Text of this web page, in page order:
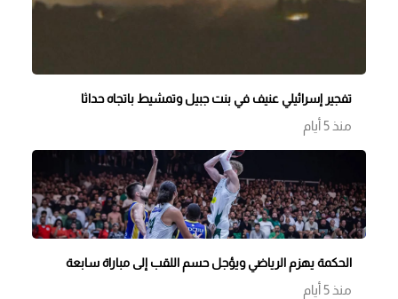
تفجير إسرائيلي عنيف في بنت جبيل وتمشيط باتجاه حداثا
منذ 5 أيام
الحكمة يهزم الرياضي ويؤجل حسم اللقب إلى مباراة سابعة
منذ 5 أيام